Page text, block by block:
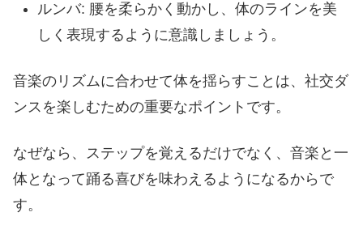
ルンバ: 腰を柔らかく動かし、体のラインを美
しく表現するように意識しましょう。
音楽のリズムに合わせて体を揺らすことは、社交ダ
ンスを楽しむための重要なポイントです。
なぜなら、ステップを覚えるだけでなく、音楽と一
体となって踊る喜びを味わえるようになるからで
す。